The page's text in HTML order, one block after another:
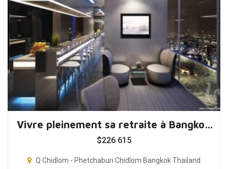
Vivre pleinement sa retraite à Bangkok, Thaïlande
$226 615
Q Chidlom - Phetchaburi Chidlom Bangkok Thailand